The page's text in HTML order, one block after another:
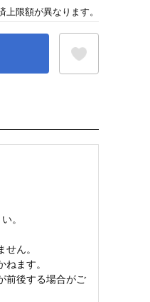
。
ん。
ます。
前後する場合がご
上限額が異なります。